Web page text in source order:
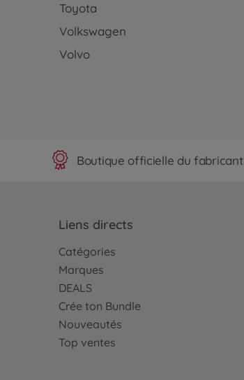
Toyota
Volkswagen
Volvo
Boutique officielle du fabricant
Liens directs
Catégories
Marques
DEALS
Crée ton Bundle
Nouveautés
Top ventes